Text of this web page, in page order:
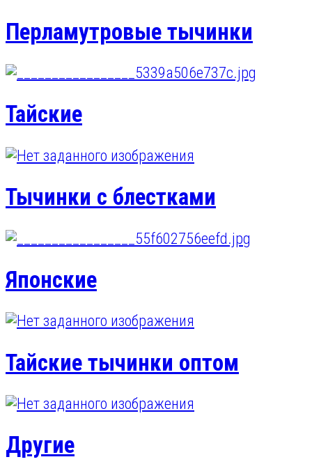
Перламутровые тычинки
Тайские
Тычинки с блестками
Японские
Тайские тычинки оптом
Другие